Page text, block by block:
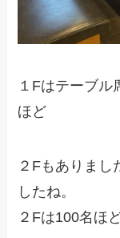
１Fはテーブル
ほど
２Fもありまし
したね。
２Fは100名ほ